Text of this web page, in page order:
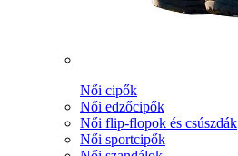
Női cipők
Női edzőcipők
Női flip-flopok és csúszdák
Női sportcipők